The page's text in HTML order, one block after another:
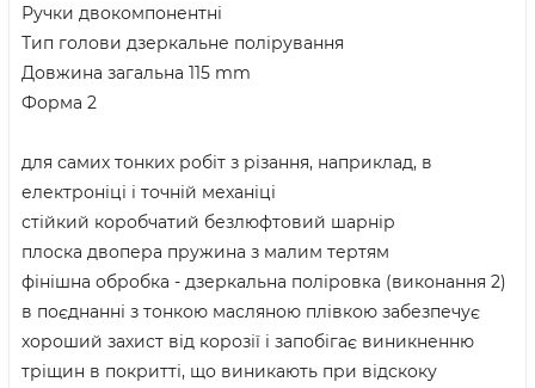
Ручки двокомпонентні
Тип голови дзеркальне полірування
Довжина загальна 115 mm
Форма 2
для самих тонких робіт з різання, наприклад, в
електроніці і точній механіці
стійкий коробчатий безлюфтовий шарнір
плоска двопера пружина з малим тертям
фінішна обробка - дзеркальна поліровка (виконання 2)
в поєднанні з тонкою масляною плівкою забезпечує
хороший захист від корозії і запобігає виникненню
тріщин в покритті, що виникають при відскоку